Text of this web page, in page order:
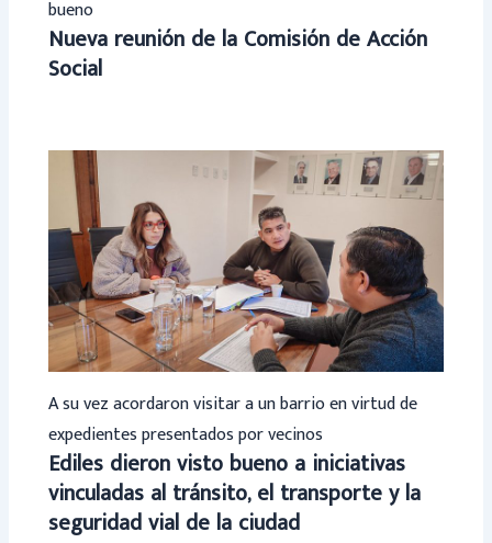
bueno
Nueva reunión de la Comisión de Acción
Social
A su vez acordaron visitar a un barrio en virtud de
expedientes presentados por vecinos
Ediles dieron visto bueno a iniciativas
vinculadas al tránsito, el transporte y la
seguridad vial de la ciudad